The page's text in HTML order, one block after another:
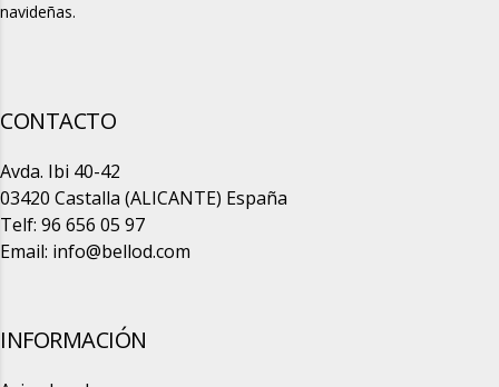
navideñas.
CONTACTO
Avda. Ibi 40-42
03420 Castalla (ALICANTE) España
Telf: 96 656 05 97
Email: info@bellod.com
INFORMACIÓN